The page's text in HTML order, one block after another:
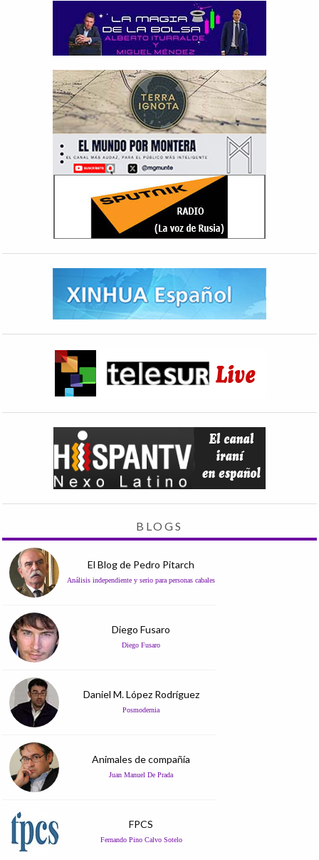
BLOGS
El Blog de Pedro Pitarch
Análisis independiente y serio para personas cabales
Diego Fusaro
Diego Fusaro
Daniel M. López Rodríguez
Posmodernia
Animales de compañía
Juan Manuel De Prada
FPCS
Fernando Pino Calvo Sotelo